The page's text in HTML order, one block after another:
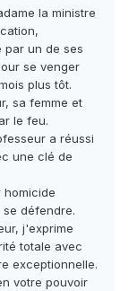
la ministre
par un de ses
se venger
plus tôt.
sa femme et
le feu.
a réussi
une clé de
homicide
défendre.
j'exprime
totale avec
exceptionnelle.
votre pouvoir